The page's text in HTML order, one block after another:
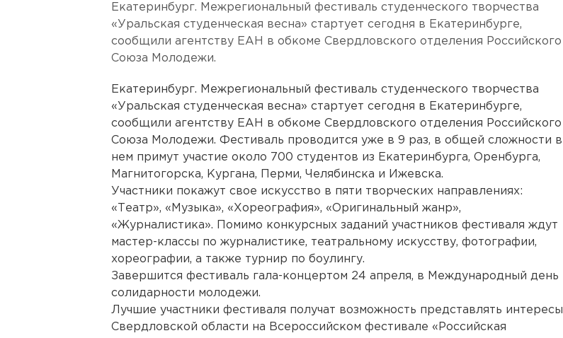
Екатеринбург. Межрегиональный фестиваль студенческого творчества
«Уральская студенческая весна» стартует сегодня в Екатеринбурге,
сообщили агентству ЕАН в обкоме Свердловского отделения Российского
Союза Молодежи.
Екатеринбург. Межрегиональный фестиваль студенческого творчества
«Уральская студенческая весна» стартует сегодня в Екатеринбурге,
сообщили агентству ЕАН в обкоме Свердловского отделения Российского
Союза Молодежи. Фестиваль проводится уже в 9 раз, в общей сложности в
нем примут участие около 700 студентов из Екатеринбурга, Оренбурга,
Магнитогорска, Кургана, Перми, Челябинска и Ижевска.
Участники покажут свое искусство в пяти творческих направлениях:
«Театр», «Музыка», «Хореография», «Оригинальный жанр»,
«Журналистика». Помимо конкурсных заданий участников фестиваля ждут
мастер-классы по журналистике, театральному искусству, фотографии,
хореографии, а также турнир по боулингу.
Завершится фестиваль гала-концертом 24 апреля, в Международный день
солидарности молодежи.
Лучшие участники фестиваля получат возможность представлять интересы
Свердловской области на Всероссийском фестивале «Российская